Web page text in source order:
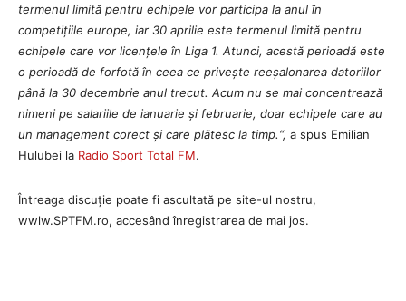
termenul limită pentru echipele vor participa la anul în
competițiile europe, iar 30 aprilie este termenul limită pentru
echipele care vor licențele în Liga 1. Atunci, acestă perioadă este
o perioadă de forfotă în ceea ce privește reeșalonarea datoriilor
până la 30 decembrie anul trecut. Acum nu se mai concentrează
nimeni pe salariile de ianuarie și februarie, doar echipele care au
un management corect și care plătesc la timp.“, a spus Emilian
Hulubei la Radio Sport Total FM.
Întreaga discuție poate fi ascultată pe site-ul nostru,
wwlw.SPTFM.ro, accesând înregistrarea de mai jos.